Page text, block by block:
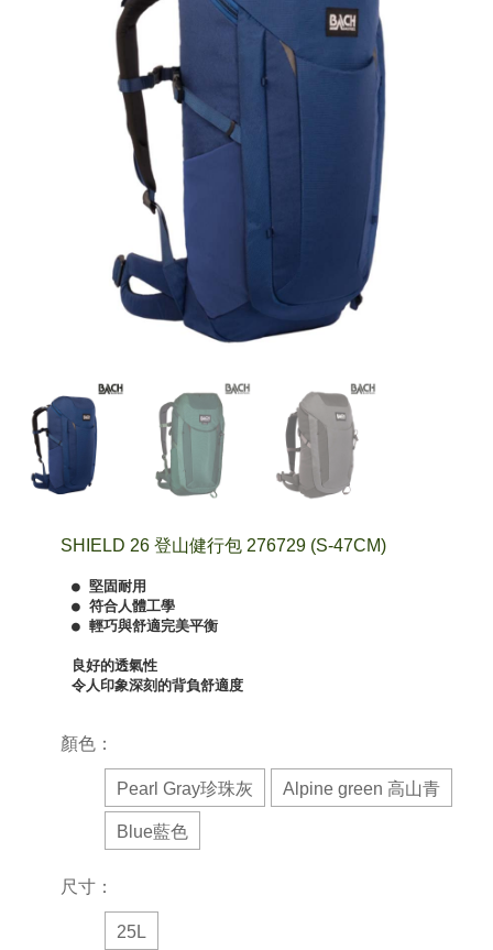
SHIELD 26 登山健行包 276729 (S-47CM)
● 堅固耐用
● 符合人體工學
● 輕巧與舒適完美平衡
良好的透氣性
令人印象深刻的背負舒適度
顏色：
Pearl Gray珍珠灰 Alpine green 高山青
Blue藍色
尺寸：
25L